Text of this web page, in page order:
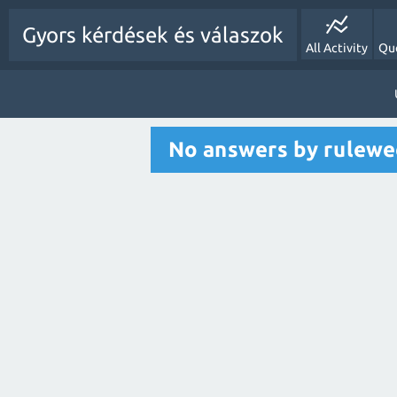
Gyors kérdések és válaszok
All Activity
No answers by